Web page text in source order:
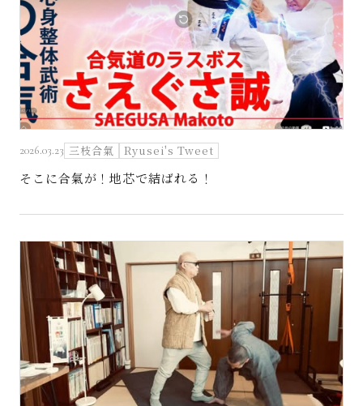
2026.03.23 三枝合氣 Ryusei's Tweet
そこに合氣が！地芯で結ばれる！